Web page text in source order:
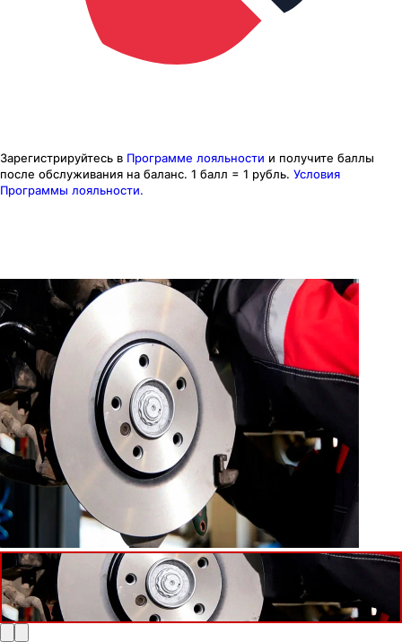
Зарегистрируйтесь в Программе лояльности и получите баллы
после обслуживания на баланс. 1 балл = 1 рубль. Условия
Программы лояльности.